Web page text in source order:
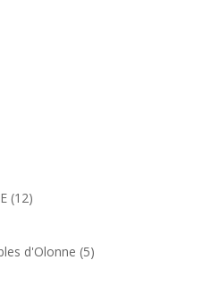
(12)
d'Olonne (5)